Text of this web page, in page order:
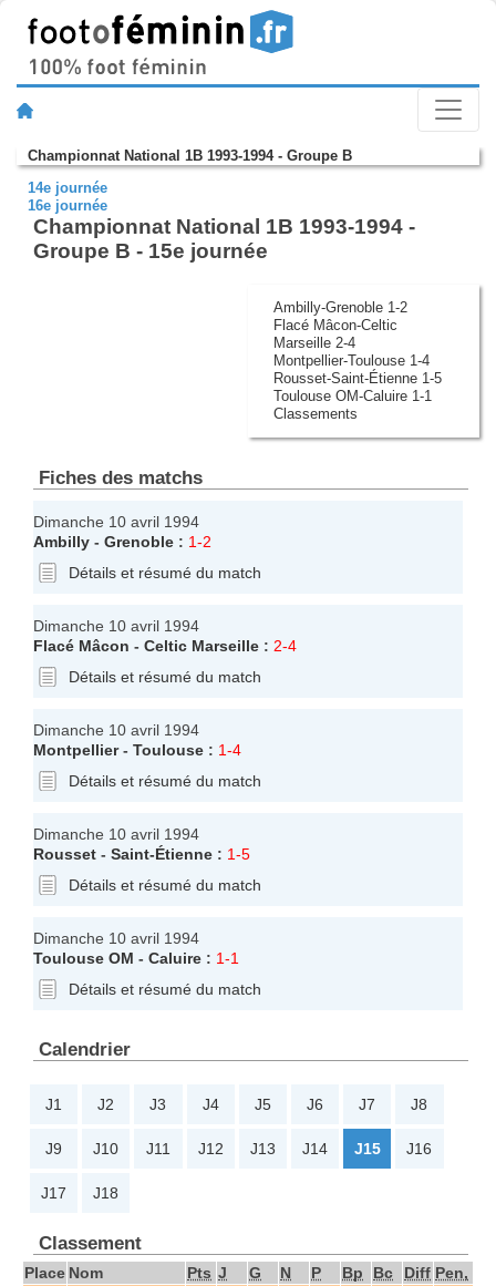
Championnat National 1B 1993-1994 - Groupe B
14e journée
16e journée
Championnat National 1B 1993-1994 -
Groupe B - 15e journée
Ambilly-Grenoble 1-2
Flacé Mâcon-Celtic
Marseille 2-4
Montpellier-Toulouse 1-4
Rousset-Saint-Étienne 1-5
Toulouse OM-Caluire 1-1
Classements
Fiches des matchs
Dimanche 10 avril 1994
Ambilly - Grenoble : 1-2
Détails et résumé du match
Dimanche 10 avril 1994
Flacé Mâcon - Celtic Marseille : 2-4
Détails et résumé du match
Dimanche 10 avril 1994
Montpellier- Toulouse : 1-4
Détails et résumé du match
Dimanche 10 avril 1994
Rousset - Saint-Étienne : 1-5
Détails et résumé du match
Dimanche 10 avril 1994
Toulouse OM - Caluire : 1-1
Détails et résumé du match
Calendrier
J1 J2 J3 J4 J5 J6 J7 J8
J9 J10 J11 J12 J13 J14 J15 J16
J17 J18
Classement
Place Nom Pts J G N P Bp Bc Diff Pen,